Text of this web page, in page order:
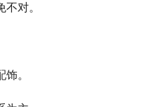
对。
。